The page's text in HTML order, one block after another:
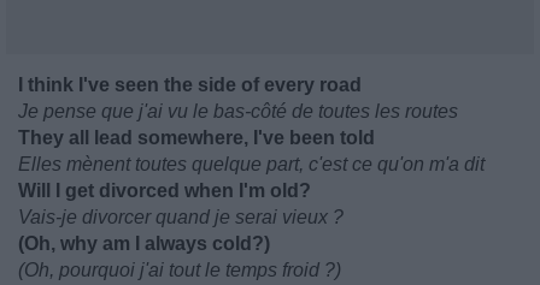
I think I've seen the side of every road
Je pense que j'ai vu le bas-côté de toutes les routes
They all lead somewhere, I've been told
Elles mènent toutes quelque part, c'est ce qu'on m'a dit
Will I get divorced when I'm old?
Vais-je divorcer quand je serai vieux ?
(Oh, why am I always cold?)
(Oh, pourquoi j'ai tout le temps froid ?)